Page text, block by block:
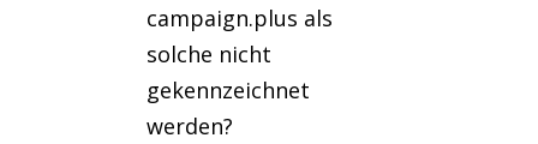
campaign.plus als
solche nicht
gekennzeichnet
werden?